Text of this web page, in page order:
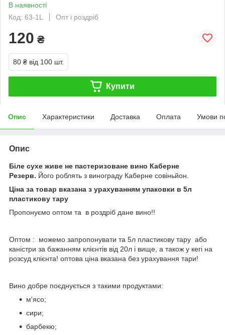
В наявності
Код: 63-1L
Опт і роздріб
120 ₴
80 ₴ від 100 шт.
Купити
Опис Характеристики Доставка Оплата Умови
Опис
Біле сухе живе не пастеризоване вино Каберне
Резерв. Його роблять з винограду Каберне совіньйон.
Ціна за товар вказана з урахуванням упаковки в 5л
пластикову тару
Пропонуємо оптом та в роздріб дане вино!!
Оптом : можемо запропонувати та 5л пластикову тару або
каністри за бажанням клієнтів від 20л і вище, а також у кегі на
розсуд клієнта! оптова ціна вказана без урахування тари!
Вино добре поєднується з такими продуктами:
м'ясо;
сири;
барбекю;